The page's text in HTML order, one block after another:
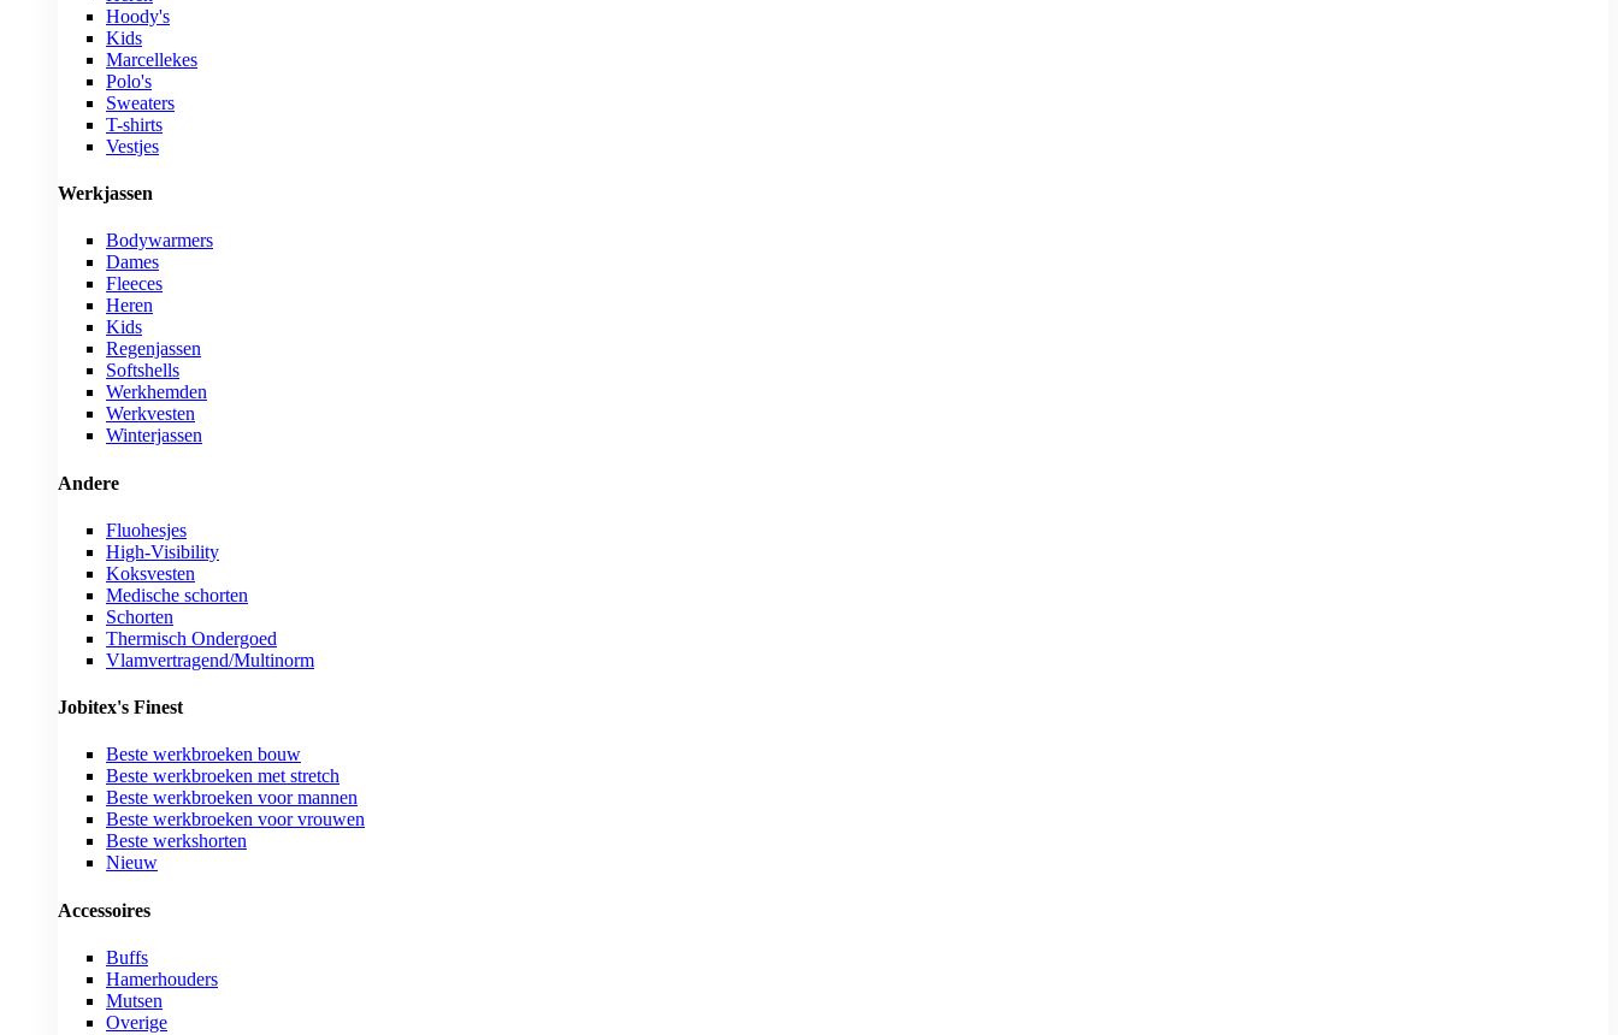
Hoody's
Kids
Marcellekes
Polo's
Sweaters
T-shirts
Vestjes
Werkjassen
Bodywarmers
Dames
Fleeces
Heren
Kids
Regenjassen
Softshells
Werkhemden
Werkvesten
Winterjassen
Andere
Fluohesjes
High-Visibility
Koksvesten
Medische schorten
Schorten
Thermisch Ondergoed
Vlamvertragend/Multinorm
Jobitex's Finest
Beste werkbroeken bouw
Beste werkbroeken met stretch
Beste werkbroeken voor mannen
Beste werkbroeken voor vrouwen
Beste werkshorten
Nieuw
Accessoires
Buffs
Hamerhouders
Mutsen
Overige